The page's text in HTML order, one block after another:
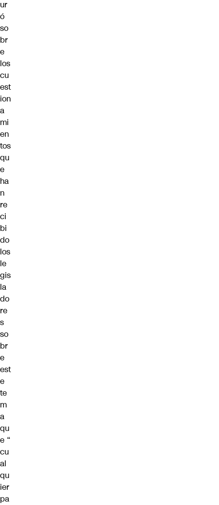
ur
ó
so
br
e
los
cu
est
ion
a
mi
en
tos
qu
e
ha
n
re
ci
bi
do
los
le
gis
la
do
re
s
so
br
e
est
e
te
m
a
qu
e “
cu
al
qu
ier
pa